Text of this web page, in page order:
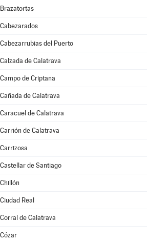
Brazatortas
Cabezarados
Cabezarrubias del Puerto
Calzada de Calatrava
Campo de Criptana
Cañada de Calatrava
Caracuel de Calatrava
Carrión de Calatrava
Carrizosa
Castellar de Santiago
Chillón
Ciudad Real
Corral de Calatrava
Cózar